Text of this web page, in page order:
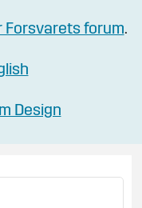
Forsvarets forum.
Design